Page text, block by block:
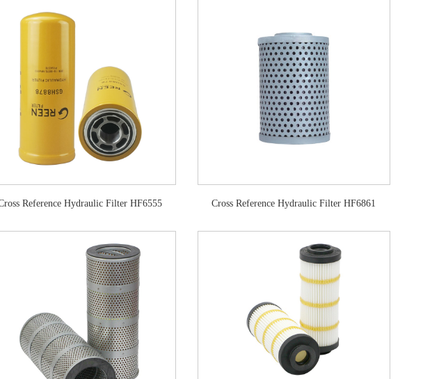
Reference Hydraulic Filter HF6555 Cross Reference Hydraulic Filter HF6861